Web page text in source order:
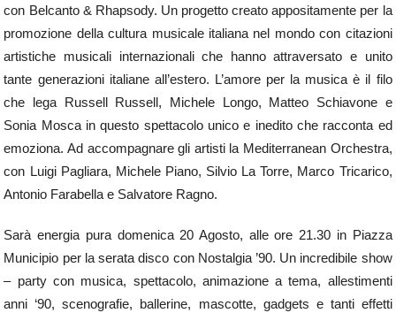
con Belcanto & Rhapsody. Un progetto creato appositamente per la
promozione della cultura musicale italiana nel mondo con citazioni
artistiche musicali internazionali che hanno attraversato e unito
tante generazioni italiane all’estero. L’amore per la musica è il filo
che lega Russell Russell, Michele Longo, Matteo Schiavone e
Sonia Mosca in questo spettacolo unico e inedito che racconta ed
emoziona. Ad accompagnare gli artisti la Mediterranean Orchestra,
con Luigi Pagliara, Michele Piano, Silvio La Torre, Marco Tricarico,
Antonio Farabella e Salvatore Ragno.
Sarà energia pura domenica 20 Agosto, alle ore 21.30 in Piazza
Municipio per la serata disco con Nostalgia ’90. Un incredibile show
– party con musica, spettacolo, animazione a tema, allestimenti
anni ‘90, scenografie, ballerine, mascotte, gadgets e tanti effetti